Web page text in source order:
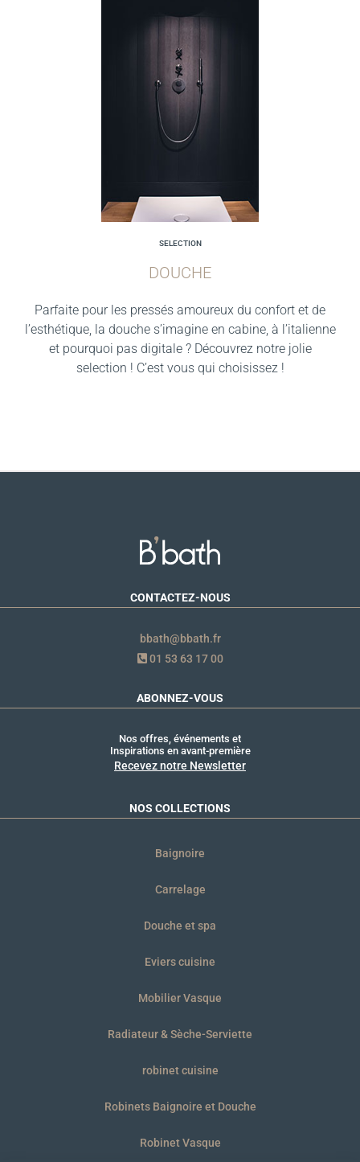
SELECTION
DOUCHE
Parfaite pour les pressés amoureux du confort et de
l’esthétique, la douche s’imagine en cabine, à l’italienne
et pourquoi pas digitale ? Découvrez notre jolie
selection ! C’est vous qui choisissez !
CONTACTEZ-NOUS
bbath@bbath.fr
01 53 63 17 00
ABONNEZ-VOUS
Nos offres, événements et
Inspirations en avant-première
Recevez notre Newsletter
NOS COLLECTIONS
Baignoire
Carrelage
Douche et spa
Eviers cuisine
Mobilier Vasque
Radiateur & Sèche-Serviette
robinet cuisine
Robinets Baignoire et Douche
Robinet Vasque